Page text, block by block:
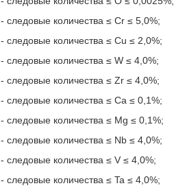
- следовые количества ≤ Cr ≤ 5,0%;
- следовые количества ≤ Cu ≤ 2,0%;
- следовые количества ≤ W ≤ 4,0%;
- следовые количества ≤ Zr ≤ 4,0%;
- следовые количества ≤ Ca ≤ 0,1%;
- следовые количества ≤ Mg ≤ 0,1%;
- следовые количества ≤ Nb ≤ 4,0%;
- следовые количества ≤ V ≤ 4,0%;
- следовые количества ≤ Ta ≤ 4,0%;